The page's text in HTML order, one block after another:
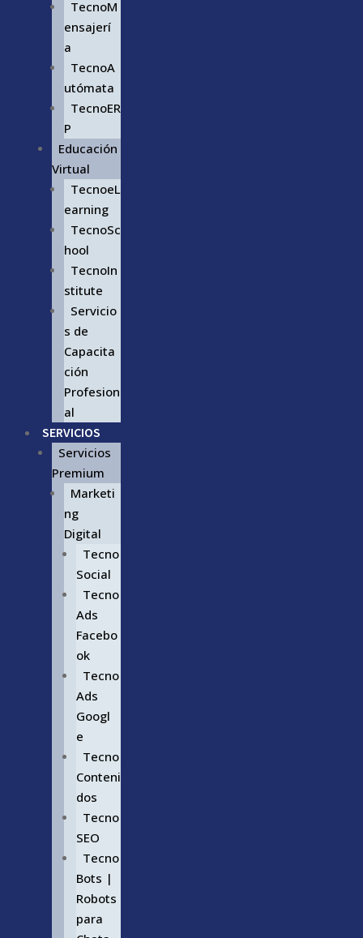
TecnoM
ensajerí
a
TecnoA
utómata
TecnoER
P
Educación
Virtual
TecnoeL
earning
TecnoSc
hool
TecnoIn
stitute
Servicio
s de
Capacita
ción
Profesion
al
SERVICIOS
Servicios
Premium
Marketi
ng
Digital
Tecno
Social
Tecno
Ads
Facebo
ok
Tecno
Ads
Googl
e
Tecno
Conteni
dos
Tecno
SEO
Tecno
Bots |
Robots
para